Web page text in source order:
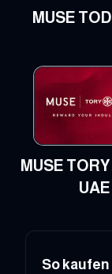
MUSE
MUSE
UAE
So